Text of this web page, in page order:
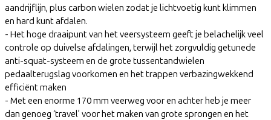
aandrijflijn, plus carbon wielen zodat je lichtvoetig kunt klimmen
en hard kunt afdalen.
- Het hoge draaipunt van het veersysteem geeft je belachelijk veel
controle op duivelse afdalingen, terwijl het zorgvuldig getunede
anti-squat-systeem en de grote tussentandwielen
pedaalterugslag voorkomen en het trappen verbazingwekkend
efficiënt maken
- Met een enorme 170 mm veerweg voor en achter heb je meer
dan genoeg ‘travel’ voor het maken van grote sprongen en het